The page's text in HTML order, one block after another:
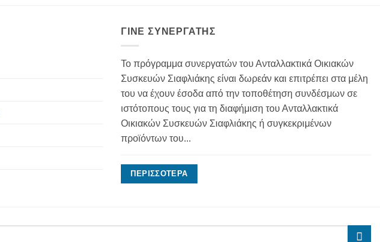
ΓΊΝΕ ΣΥΝΕΡΓΆΤΗΣ
Το πρόγραμμα συνεργατών του Ανταλλακτικά Οικιακών
Συσκευών Σιαφλιάκης είναι δωρεάν και επιτρέπει στα μέλη
του να έχουν έσοδα από την τοποθέτηση συνδέσμων σε
ιστότοπους τους για τη διαφήμιση του Ανταλλακτικά
Οικιακών Συσκευών Σιαφλιάκης ή συγκεκριμένων
προϊόντων του...
ΠΕΡΙΣΣΌΤΕΡΑ